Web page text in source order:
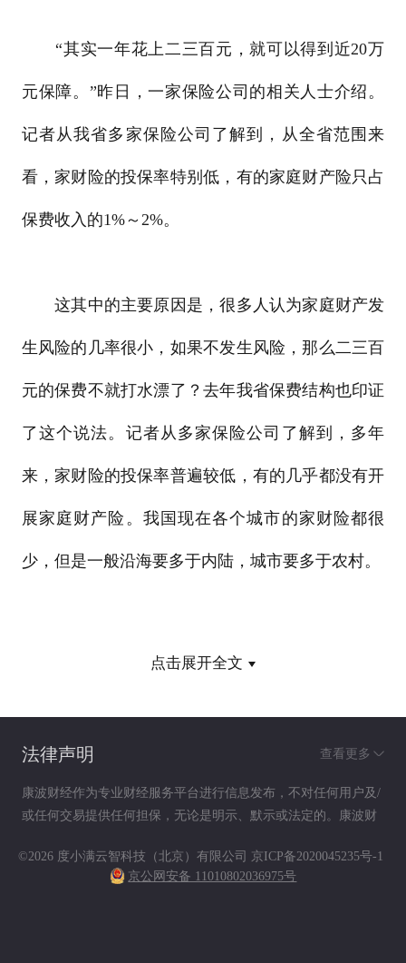
“其实一年花上二三百元，就可以得到近20万
元保障。”昨日，一家保险公司的相关人士介绍。
记者从我省多家保险公司了解到，从全省范围来
看，家财险的投保率特别低，有的家庭财产险只占
保费收入的1%～2%。
这其中的主要原因是，很多人认为家庭财产发
生风险的几率很小，如果不发生风险，那么二三百
元的保费不就打水漂了？去年我省保费结构也印证
了这个说法。记者从多家保险公司了解到，多年
来，家财险的投保率普遍较低，有的几乎都没有开
展家庭财产险。我国现在各个城市的家财险都很
少，但是一般沿海要多于内陆，城市要多于农村。
的全部损失。如家里的日常电器、服装、房屋、装
修等等都已涵盖。有的家庭财产保险把水管爆裂等
点击展开全文
法律声明 查看更多
康波财经作为专业财经服务平台进行信息发布，不对任何用户及/
或任何交易提供任何担保，无论是明示、默示或法定的。康波财
链接）仅供参考（如：历史或预期收益不代表实际收益），不作
为任何法律文件，亦不构成任何邀约、投资建议或承诺，用户应
©2026 度小满云智科技（北京）有限公司 京ICP备2020045235号-1
京公网安备 11010802036975号